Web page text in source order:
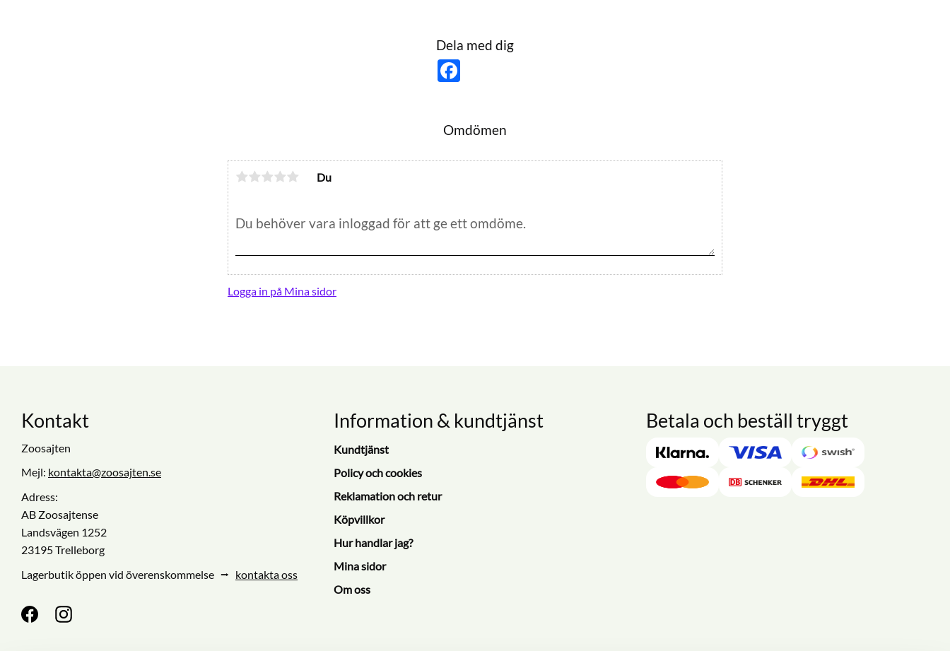
Dela med dig
o
Omdömen
Du
Logga in på Mina sidor
Kontakt
Zoosajten
Mejl: kontakta@zoosajten.se
Adress:
AB Zoosajtense
Landsvägen 1252
23195 Trelleborg
Lagerbutik öppen vid överenskommelse ⭢ kontakta oss
Information & kundtjänst
Kundtjänst
Policy och cookies
Reklamation och retur
Köpvillkor
Hur handlar jag?
Mina sidor
Om oss
Betala och beställ tryggt